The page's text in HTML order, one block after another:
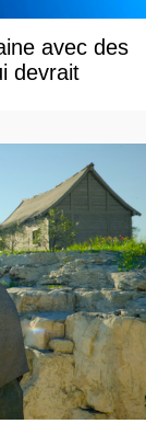
avec des
devrait